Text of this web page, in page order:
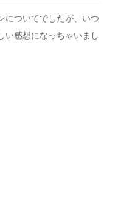
についてでしたが、いつ
い感想になっちゃいまし